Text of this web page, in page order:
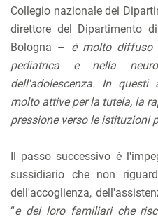
Collegio nazionale dei
direttore del Dipartimento
Bologna – è molto diffuso
pediatrica e nella
dell'adolescenza. In
molto attive per la tutela, la
pressione verso le istituzioni
Il passo successivo è
sussidiario che non
dell'accoglienza,
“e dei loro familiari che